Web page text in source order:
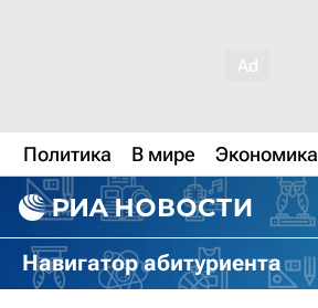
Политика В мире Экономика
Навигатор абитуриента